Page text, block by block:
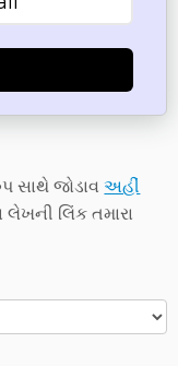
સાથે જોડાવઅહીં
લિંક તમારા